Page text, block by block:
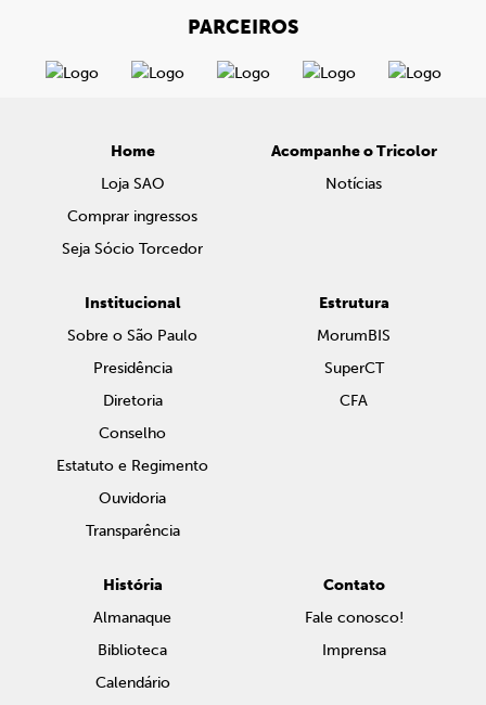
PARCEIROS
Home
Loja SAO
Comprar ingressos
Seja Sócio Torcedor
Acompanhe o Tricolor
Notícias
Institucional
Sobre o São Paulo
Presidência
Diretoria
Conselho
Estatuto e Regimento
Ouvidoria
Transparência
Estrutura
MorumBIS
SuperCT
CFA
História
Almanaque
Biblioteca
Calendário
Contato
Fale conosco!
Imprensa